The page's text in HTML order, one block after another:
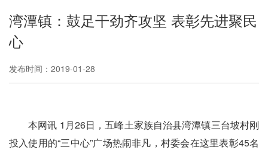
湾潭镇：鼓足干劲齐攻坚 表彰先进聚民
心
发布时间：2019-01-28
本网讯 1月26日，五峰土家族自治县湾潭镇三台坡村刚
投入使用的“三中心”广场热闹非凡，村委会在这里表彰45名